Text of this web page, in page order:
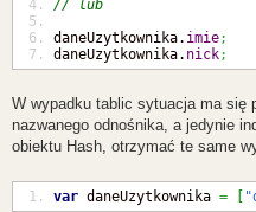
// lub
daneUzytkownika. imie;
daneUzytkownika. nick;
W wypadku tablic sytuacja ma się
nazwanego odnośnika, a jedynie
obiektu Hash, otrzymać te same
var daneUzytkownika =